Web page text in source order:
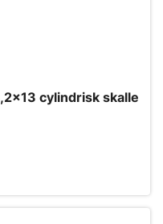
cylindrisk skalle